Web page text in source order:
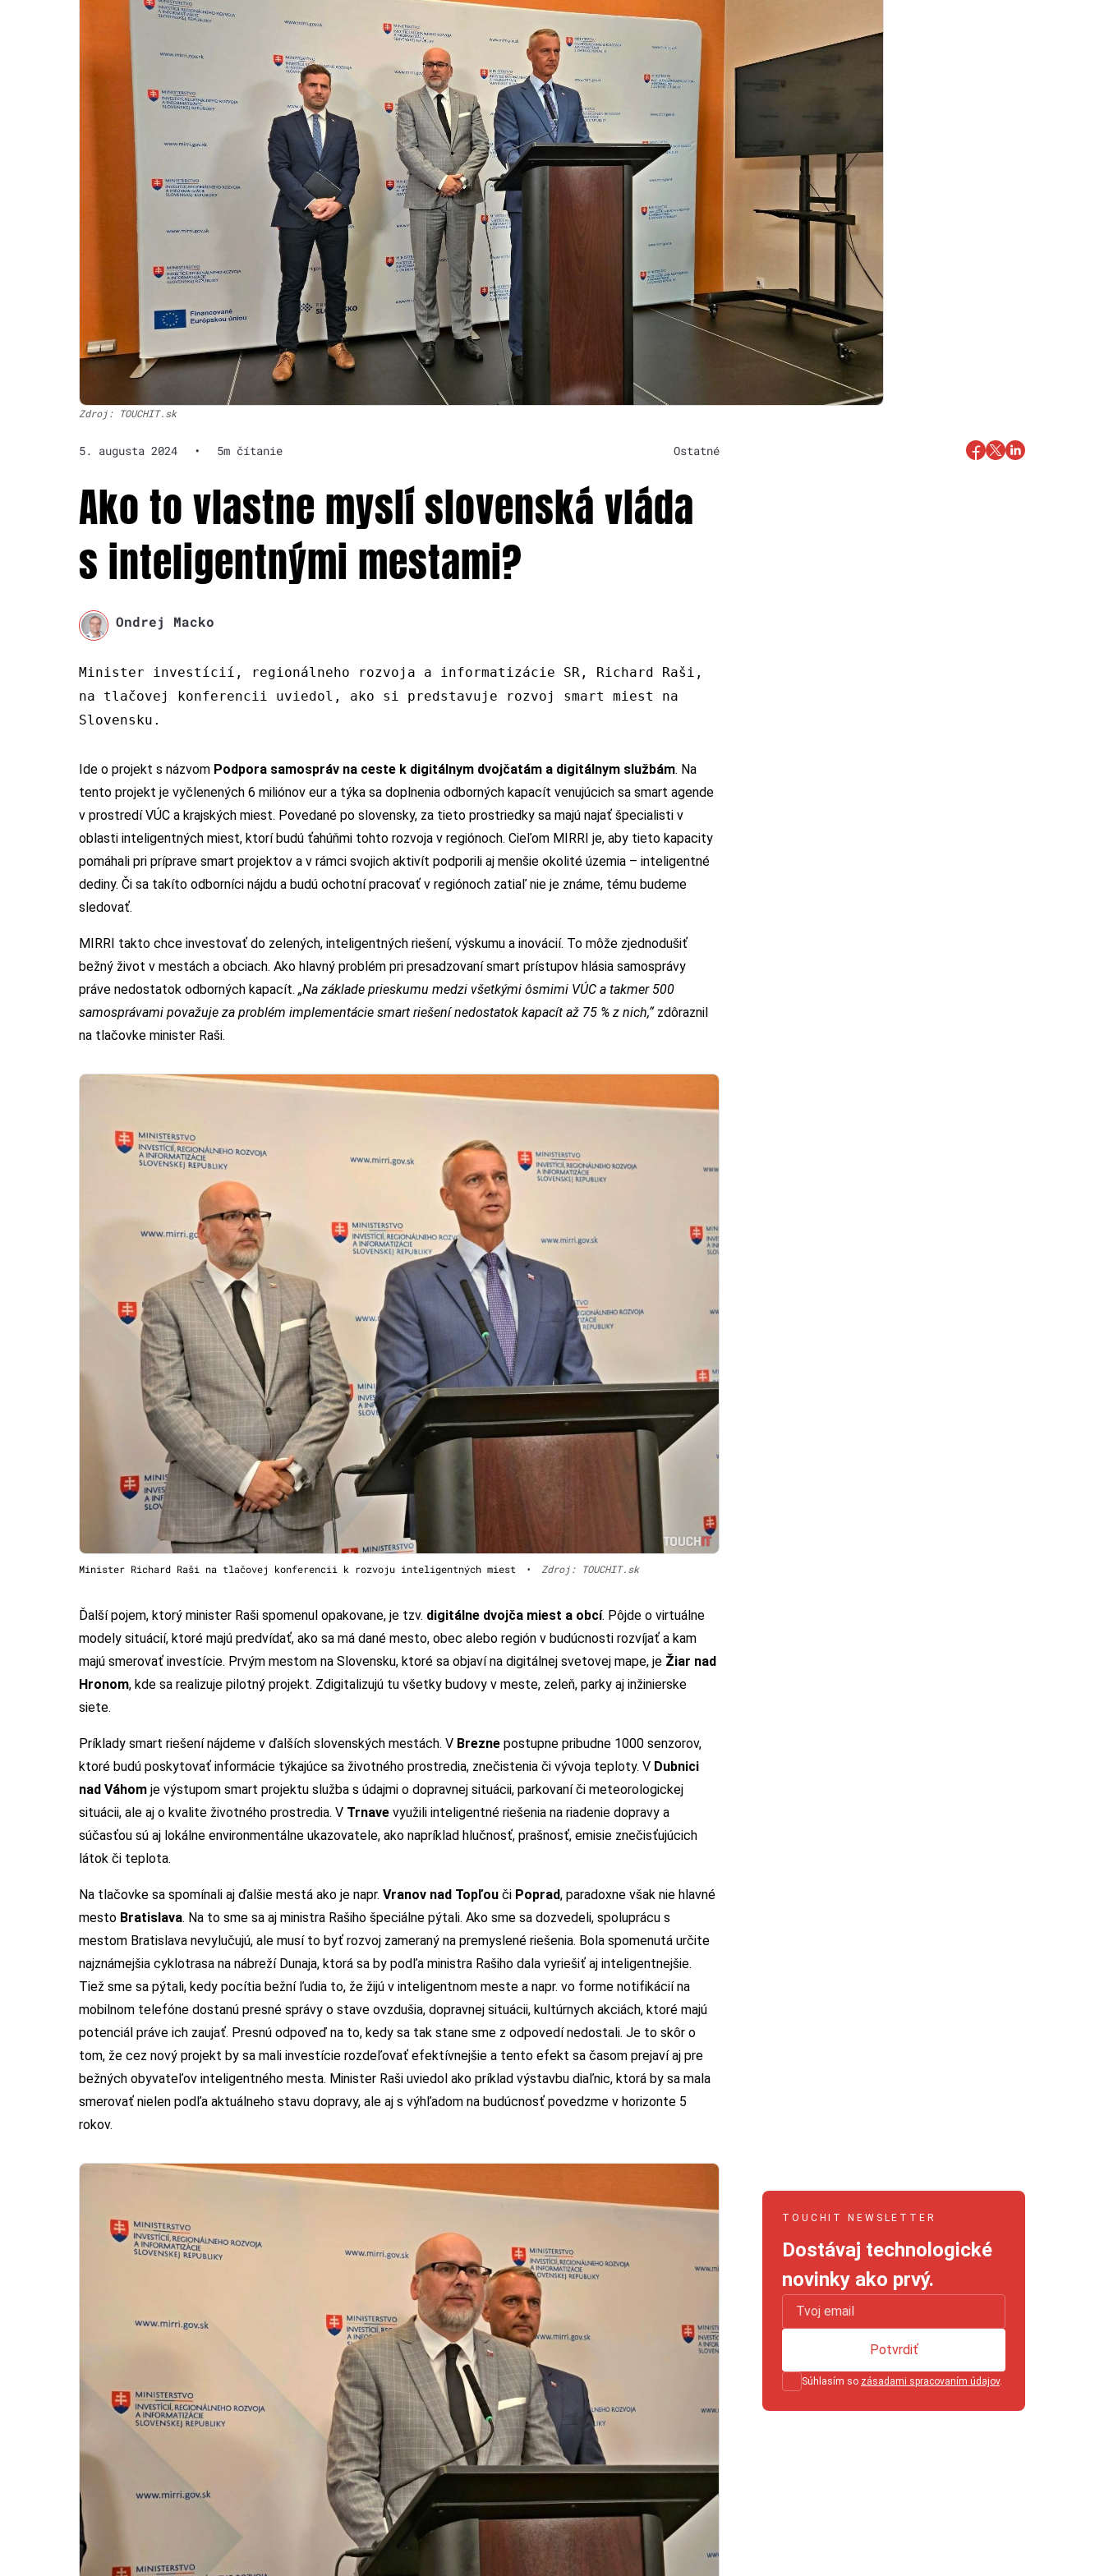
Zdroj: TOUCHIT.sk
5. augusta 2024 • 5m čítanie Ostatné
Ako to vlastne myslí slovenská vláda
s inteligentnými mestami?
Ondrej Macko
Minister investícií, regionálneho rozvoja a informatizácie SR, Richard Raši,
na tlačovej konferencii uviedol, ako si predstavuje rozvoj smart miest na
Slovensku.
Ide o projekt s názvom Podpora samospráv na ceste k digitálnym dvojčatám a digitálnym službám. Na
tento projekt je vyčlenených 6 miliónov eur a týka sa doplnenia odborných kapacít venujúcich sa smart agende
v prostredí VÚC a krajských miest. Povedané po slovensky, za tieto prostriedky sa majú najať špecialisti v
oblasti inteligentných miest, ktorí budú ťahúňmi tohto rozvoja v regiónoch. Cieľom MIRRI je, aby tieto kapacity
pomáhali pri príprave smart projektov a v rámci svojich aktivít podporili aj menšie okolité územia – inteligentné
dediny. Či sa takíto odborníci nájdu a budú ochotní pracovať v regiónoch zatiaľ nie je známe, tému budeme
sledovať.
MIRRI takto chce investovať do zelených, inteligentných riešení, výskumu a inovácií. To môže zjednodušiť
bežný život v mestách a obciach. Ako hlavný problém pri presadzovaní smart prístupov hlásia samosprávy
práve nedostatok odborných kapacít. „Na základe prieskumu medzi všetkými ôsmimi VÚC a takmer 500
samosprávami považuje za problém implementácie smart riešení nedostatok kapacít až 75 % z nich,“zdôraznil
na tlačovke minister Raši.
Minister Richard Raši na tlačovej konferencii k rozvoju inteligentných miest • Zdroj: TOUCHIT.sk
Ďalší pojem, ktorý minister Raši spomenul opakovane, je tzv. digitálne dvojča miest a obcí. Pôjde o virtuálne
modely situácií, ktoré majú predvídať, ako sa má dané mesto, obec alebo región v budúcnosti rozvíjať a kam
majú smerovať investície. Prvým mestom na Slovensku, ktoré sa objaví na digitálnej svetovej mape, je Žiar nad
Hronom, kde sa realizuje pilotný projekt. Zdigitalizujú tu všetky budovy v meste, zeleň, parky aj inžinierske
siete.
Príklady smart riešení nájdeme v ďalších slovenských mestách. V Brezne postupne pribudne 1000 senzorov,
ktoré budú poskytovať informácie týkajúce sa životného prostredia, znečistenia či vývoja teploty. V Dubnici
nad Váhom je výstupom smart projektu služba s údajmi o dopravnej situácii, parkovaní či meteorologickej
situácii, ale aj o kvalite životného prostredia. V Trnave využili inteligentné riešenia na riadenie dopravy a
súčasťou sú aj lokálne environmentálne ukazovatele, ako napríklad hlučnosť, prašnosť, emisie znečisťujúcich
látok či teplota.
Na tlačovke sa spomínali aj ďalšie mestá ako je napr. Vranov nad Topľou či Poprad, paradoxne však nie hlavné
mesto Bratislava. Na to sme sa aj ministra Rašiho špeciálne pýtali. Ako sme sa dozvedeli, spoluprácu s
mestom Bratislava nevylučujú, ale musí to byť rozvoj zameraný na premyslené riešenia. Bola spomenutá určite
najznámejšia cyklotrasa na nábreží Dunaja, ktorá sa by podľa ministra Rašiho dala vyriešiť aj inteligentnejšie.
Tiež sme sa pýtali, kedy pocítia bežní ľudia to, že žijú v inteligentnom meste a napr. vo forme notifikácií na
mobilnom telefóne dostanú presné správy o stave ovzdušia, dopravnej situácii, kultúrnych akciách, ktoré majú
potenciál práve ich zaujať. Presnú odpoveď na to, kedy sa tak stane sme z odpovedí nedostali. Je to skôr o
tom, že cez nový projekt by sa mali investície rozdeľovať efektívnejšie a tento efekt sa časom prejaví aj pre
bežných obyvateľov inteligentného mesta. Minister Raši uviedol ako príklad výstavbu diaľnic, ktorá by sa mala
smerovať nielen podľa aktuálneho stavu dopravy, ale aj s výhľadom na budúcnosť povedzme v horizonte 5
rokov.
TOUCHIT NEWSLETTER
Dostávaj technologické
novinky ako prvý.
Súhlasím so zásadami spracovaním údajov.
Potvrdiť